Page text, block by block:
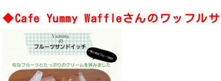
◆Cafe Yummy Waffleさんのワッフル